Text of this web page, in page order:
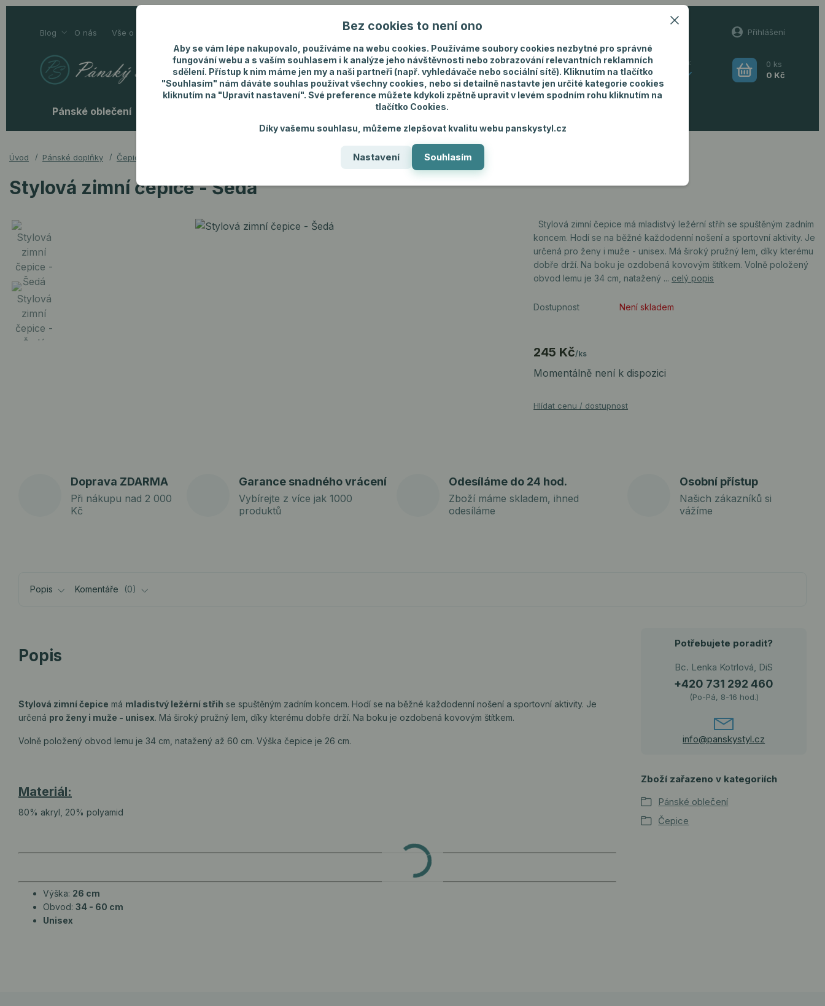
Blog O nás Vše o nákupu Nevíte si rady? Zavolejte. +420 731 292 460 Přihlášení
Hledat
0 ks
0 Kč
Pánské oblečení Pánské šperky
Úvod Pánské doplňky Čepice
Stylová zimní čepice - Šedá
Stylová zimní čepice má mladistvý ležérní střih se spuštěným zadním
koncem. Hodí se na běžné každodenní nošení a sportovní aktivity. Je
určená pro ženy i muže - unisex. Má široký pružný lem, díky kterému
dobře drží. Na boku je ozdobená kovovým štítkem. Volně položený
obvod lemu je 34 cm, natažený ... celý popis
Dostupnost Není skladem
245 Kč/ks
Momentálně není k dispozici
Hlídat cenu / dostupnost
Doprava ZDARMA
Při nákupu nad 2 000
Kč
Garance snadného vrácení
Vybírejte z více jak 1000
produktů
Odesíláme do 24 hod.
Zboží máme skladem, ihned
odesíláme
Osobní přístup
Našich zákazníků si
vážíme
Popis Komentáře 0
Popis
Stylová zimní čepice má mladistvý ležérní střih se spuštěným zadním koncem. Hodí se na běžné každodenní nošení a sportovní aktivity. Je
určená pro ženy i muže - unisex. Má široký pružný lem, díky kterému dobře drží. Na boku je ozdobená kovovým štítkem.
Volně položený obvod lemu je 34 cm, natažený až 60 cm. Výška čepice je 26 cm.
Materiál:
80% akryl, 20% polyamid
Výška: 26 cm
Obvod: 34 - 60 cm
Unisex
Potřebujete poradit?
Bc. Lenka Kotrlová, DiS
+420 731 292 460
(Po-Pá, 8-16 hod.)
info@panskystyl.cz
Zboží zařazeno v kategoriích
Pánské oblečení
Čepice
Bez cookies to není ono
Aby se vám lépe nakupovalo, používáme na webu cookies. Používáme soubory cookies nezbytné pro správné
fungování webu a s vaším souhlasem i k analýze jeho návštěvnosti nebo zobrazování relevantních reklamních
sdělení. Přístup k nim máme jen my a naši partneři (např. vyhledávače nebo sociální sítě). Kliknutím na tlačítko
"Souhlasím" nám dáváte souhlas používat všechny cookies, nebo si detailně nastavte jen určité kategorie cookies
kliknutím na "Upravit nastavení". Své preference můžete kdykoli zpětně upravit v levém spodním rohu kliknutím na
tlačítko Cookies.
Díky vašemu souhlasu, můžeme zlepšovat kvalitu webu panskystyl.cz
Nastavení Souhlasím